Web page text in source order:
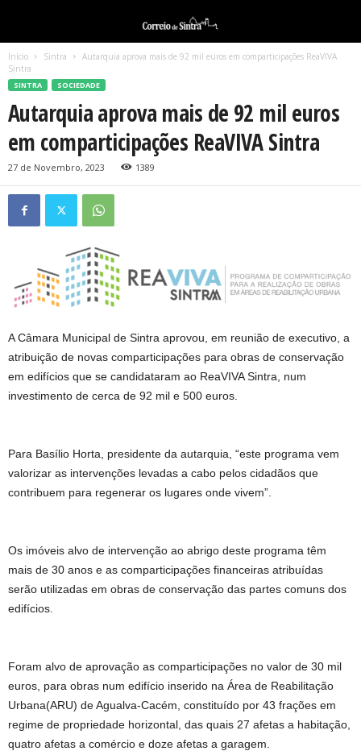
Início Sintra
Autarquia aprova mais de 92 mil euros em comparticipações ReaVIVA
Sintra
SINTRA SOCIEDADE
Autarquia aprova mais de 92 mil euros
em comparticipações ReaVIVA Sintra
27 de Novembro, 2023 1389
A Câmara Municipal de Sintra aprovou, em reunião de executivo, a
atribuição de novas comparticipações para obras de conservação
em edifícios que se candidataram ao ReaVIVA Sintra, num
investimento de cerca de 92 mil e 500 euros.
Para Basílio Horta, presidente da autarquia, “este programa vem
valorizar as intervenções levadas a cabo pelos cidadãos que
contribuem para regenerar os lugares onde vivem”.
Os imóveis alvo de intervenção ao abrigo deste programa têm
mais de 30 anos e as comparticipações financeiras atribuídas
serão utilizadas em obras de conservação das partes comuns dos
edifícios.
Foram alvo de aprovação as comparticipações no valor de 30 mil
euros, para obras num edifício inserido na Área de Reabilitação
Urbana(ARU) de Agualva-Cacém, constituído por 43 frações em
regime de propriedade horizontal, das quais 27 afetas a habitação,
quatro afetas a comércio e doze afetas a garagem.